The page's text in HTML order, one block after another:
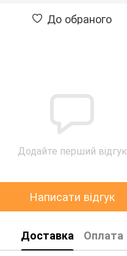
До обраного
Додайте перший відгук
Написати відгук
Доставка Оплата